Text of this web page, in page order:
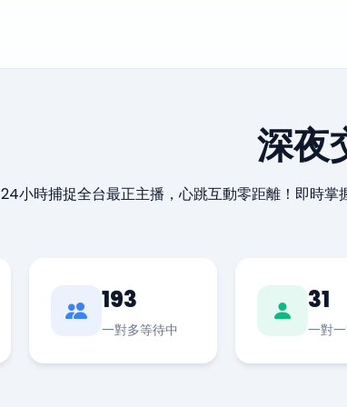
深夜
24小時捕捉全台最正主播，心跳互動零距離！即時掌
193
一對多等待中
31
一對